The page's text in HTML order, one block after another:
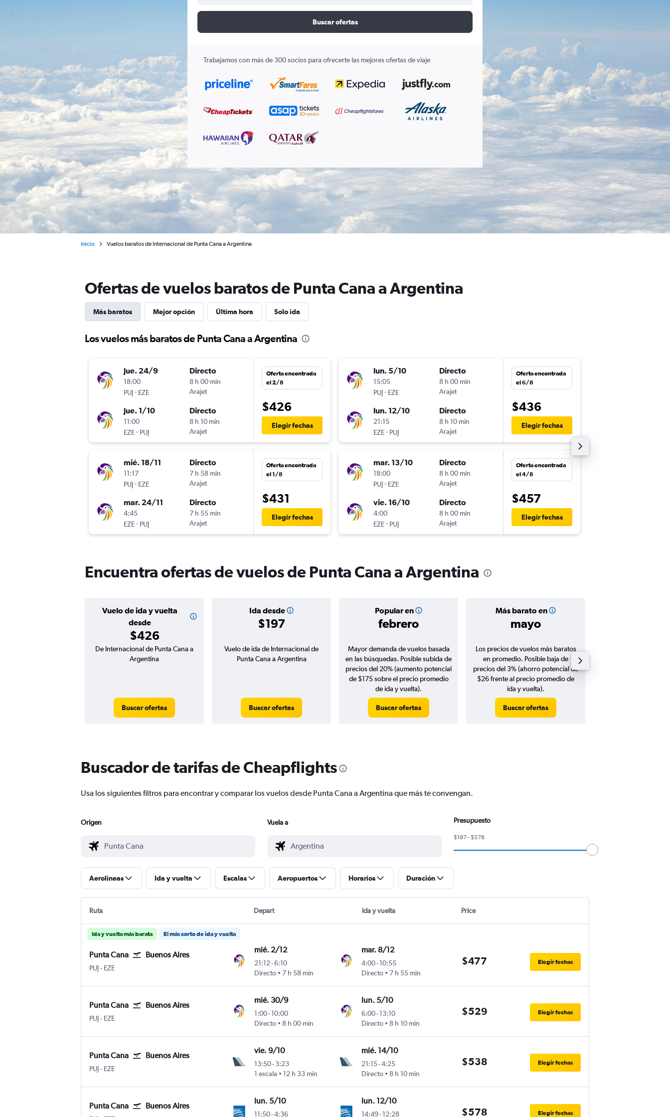
Buscar ofertas
Trabajamos con más de 300 socios para ofrecerte las mejores ofertas de viaje
Inicio Vuelos baratos de Internacional de Punta Cana a Argentina
Ofertas de vuelos baratos de Punta Cana a Argentina
Más baratos Mejor opción Última hora Solo ida
Los vuelos más baratos de Punta Cana a Argentina
jue. 24/9
18:00
PUJ- EZE
Directo
8 h 00 min
Arajet
jue. 1/10
11:00
EZE- PUJ
Directo
8 h 10 min
Arajet
Oferta encontrada
el 2/8
$426
Elegir fechas
mié. 18/11
11:17
PUJ- EZE
Directo
7 h 58 min
Arajet
mar. 24/11
4:45
EZE- PUJ
Directo
7 h 55 min
Arajet
Oferta encontrada
el 1/8
$431
Elegir fechas
lun. 5/10
15:05
PUJ- EZE
Directo
8 h 00 min
Arajet
lun. 12/10
21:15
EZE- PUJ
Directo
8 h 10 min
Arajet
Oferta encontrada
el 6/8
$436
Elegir fechas
mar. 13/10
18:00
PUJ- EZE
Directo
8 h 00 min
Arajet
vie. 16/10
4:00
EZE- PUJ
Directo
8 h 00 min
Arajet
Oferta encontrada
el 4/8
$457
Elegir fechas
Encuentra ofertas de vuelos de Punta Cana a Argentina
Vuelo de ida y vuelta
desde
$426
Ida desde
$197
Popular en
febrero
Más barato en
mayo
De Internacional de Punta Cana a
Argentina
Buscar ofertas
Vuelo de ida de Internacional de
Punta Cana a Argentina
Buscar ofertas
Mayor demanda de vuelos basada
en las búsquedas. Posible subida de
precios del 20% (aumento potencial
de $175 sobre el precio promedio
de ida y vuelta).
Buscar ofertas
Los precios de vuelos más baratos
en promedio. Posible baja de
precios del 3% (ahorro potencial de
$26 frente al precio promedio de
ida y vuelta).
Buscar ofertas
Buscador de tarifas de Cheapflights
Usa los siguientes filtros para encontrar y comparar los vuelos desde Punta Cana a Argentina que más te convengan.
Origen Vuela a Presupuesto
$197 - $578
Aerolíneas Ida y vuelta Escalas Aeropuertos Horarios Duración
Ruta Depart Ida y vuelta Price
Ida y vuelta más barata El más corto de ida y vuelta
Punta Cana Buenos Aires
PUJInternacional de Punta Cana
- EZE Buenos Aires Internacional Ministro Pistarini
mié. 2/12
21:12-6:10
Directo
7 h 58 min
mar. 8/12
4:00-10:55
Directo
7 h 55 min
$477 Elegir fechas
Punta Cana Buenos Aires
PUJInternacional de Punta Cana
- EZE Buenos Aires Internacional Ministro Pistarini
mié. 30/9
1:00-10:00
Directo
8 h 00 min
lun. 5/10
6:00-13:10
Directo
8 h 10 min
$529 Elegir fechas
Punta Cana Buenos Aires
PUJInternacional de Punta Cana
- EZE Buenos Aires Internacional Ministro Pistarini
vie. 9/10
13:50-3:23
1 escala
12 h 33 min
mié. 14/10
21:15-4:25
Directo
8 h 10 min
$538 Elegir fechas
Punta Cana Buenos Aires
lun. 5/10
11:50-4:36
lun. 12/10
14:49-12:28
$578 Elegir fechas